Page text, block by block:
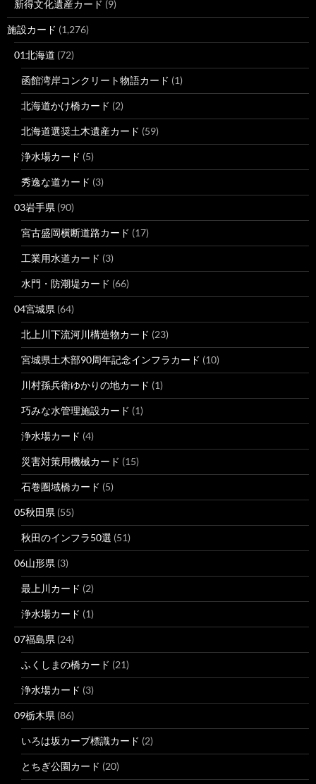
新得文化遺産カード (9)
施設カード (1,276)
01北海道 (72)
函館湾岸コンクリート物語カード (1)
北海道かけ橋カード (2)
北海道選奨土木遺産カード (59)
浄水場カード (5)
秀逸な道カード (3)
03岩手県 (90)
宮古盛岡横断道路カード (17)
工業用水道カード (3)
水門・防潮堤カード (66)
04宮城県 (64)
北上川下流河川構造物カード (23)
宮城県土木部90周年記念インフラカード (10)
川村孫兵衛ゆかりの地カード (1)
巧みな水管理施設カード (1)
浄水場カード (4)
災害対策用機械カード (15)
石巻圏域橋カード (5)
05秋田県 (55)
秋田のインフラ50選 (51)
06山形県 (3)
最上川カード (2)
浄水場カード (1)
07福島県 (24)
ふくしまの橋カード (21)
浄水場カード (3)
09栃木県 (86)
いろは坂カーブ標識カード (2)
とちぎ公園カード (20)